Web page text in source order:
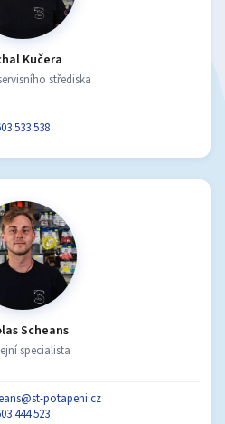
Kučera
střediska
533 538
Scheans
specialista
potapeni.cz
444 523